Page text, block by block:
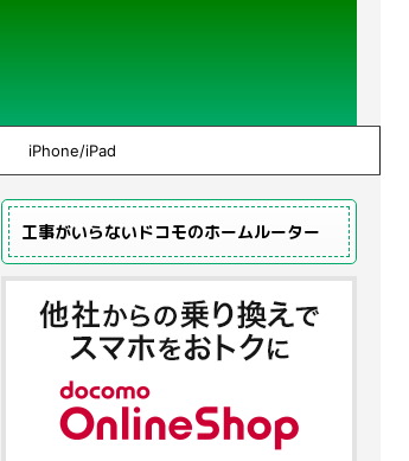
iPhone/iPad
工事がいらないドコモのホームルーター